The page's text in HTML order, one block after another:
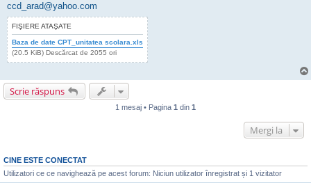
ccd_arad@yahoo.com
FIŞIERE ATAŞATE
Baza de date CPT_unitatea scolara.xls
(20.5 KiB) Descărcat de 2055 ori
Scrie răspuns
1 mesaj • Pagina 1 din 1
Mergi la
CINE ESTE CONECTAT
Utilizatori ce ce navighează pe acest forum: Niciun utilizator înregistrat și 1 vizitator